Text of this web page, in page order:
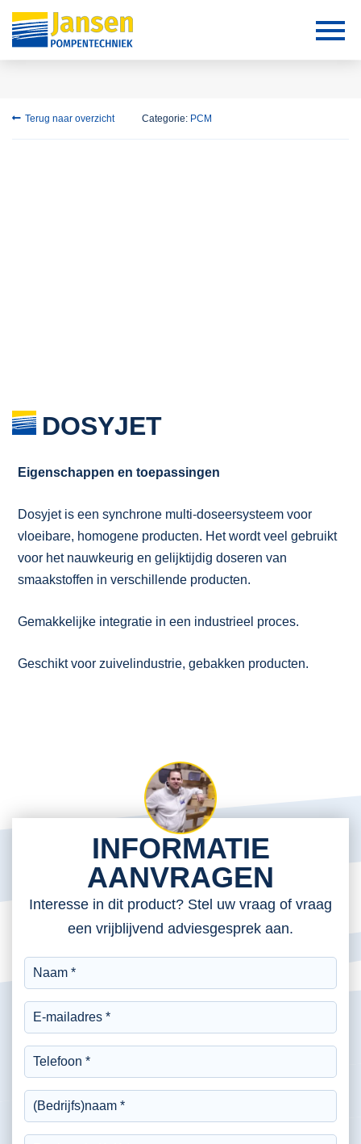
Terug naar overzicht Categorie: PCM
DOSYJET
Eigenschappen en toepassingen
Dosyjet is een synchrone multi-doseersysteem voor
vloeibare, homogene producten. Het wordt veel gebruikt
voor het nauwkeurig en gelijktijdig doseren van
smaakstoffen in verschillende producten.
Gemakkelijke integratie in een industrieel proces.
Geschikt voor zuivelindustrie, gebakken producten.
INFORMATIE
AANVRAGEN
Interesse in dit product? Stel uw vraag of vraag
een vrijblijvend adviesgesprek aan.